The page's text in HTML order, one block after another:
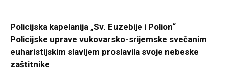
Policijska kapelanija „Sv. Euzebije i Polion“
Policijske uprave vukovarsko-srijemske svečanim
euharistijskim slavljem proslavila svoje nebeske
zaštitnike